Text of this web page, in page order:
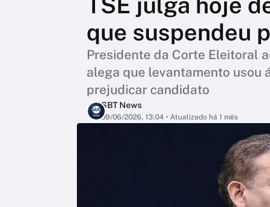
que suspendeu
Presidente da Corte Eleitoral
alega que levantamento usou
prejudicar candidato
SBT News
09/06/2026, 13:04 • Atualizado há 1 mês